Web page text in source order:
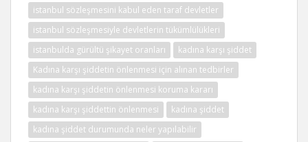
istanbul sözleşmesini kabul eden taraf devletler
istanbul sözleşmesiyle devletlerin tükümlülükleri
istanbulda gürültü şikayet oranları
kadına karşı şiddet
Kadına karşı şiddetin önlenmesi için alınan tedbirler
kadına karşı şiddetin önlenmesi koruma kararı
kadına karşı şiddettin önlenmesi
kadına şiddet
kadına şiddet durumunda neler yapılabilir